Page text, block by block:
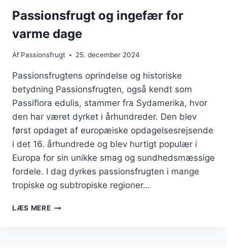
Passionsfrugt og ingefær for
varme dage
Af Passionsfrugt 25. december 2024
Passionsfrugtens oprindelse og historiske
betydning Passionsfrugten, også kendt som
Passiflora edulis, stammer fra Sydamerika, hvor
den har været dyrket i århundreder. Den blev
først opdaget af europæiske opdagelsesrejsende
i det 16. århundrede og blev hurtigt populær i
Europa for sin unikke smag og sundhedsmæssige
fordele. I dag dyrkes passionsfrugten i mange
tropiske og subtropiske regioner…
LÆS MEREPASSIONSFRUGT